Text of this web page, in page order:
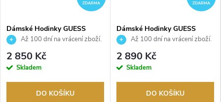
ZDARMA
Dámské Hodinky GUESS
GW0675L2
Až 100 dní na vrácení zboží.
Autorizovaný prodejce.
2 850 Kč
Skladem
DO KOŠÍKU
ZDARMA
Dámské Hodinky GUESS
GW1021L2
Až 100 dní na vrácení zboží.
Autorizovaný prodejce.
2 890 Kč
Skladem
DO KOŠÍKU